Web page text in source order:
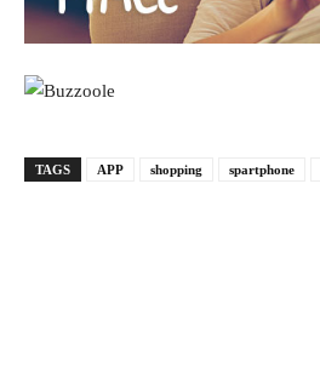
TAGS APP shopping spartphone